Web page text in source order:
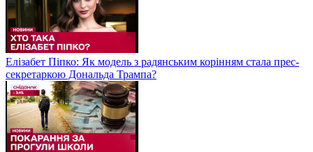
Елізабет Піпко: Як модель з радянським корінням стала прес-
секретаркою Дональда Трампа?